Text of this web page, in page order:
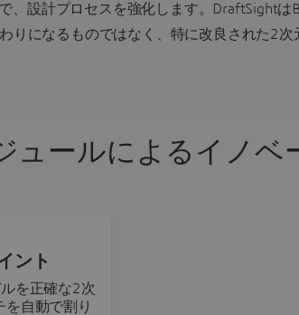
、設計プロセスを強化します。DraftSight
りになるものではなく、特に改良された2
ールによるイノベ
ント
を正確な2次
自動で割り